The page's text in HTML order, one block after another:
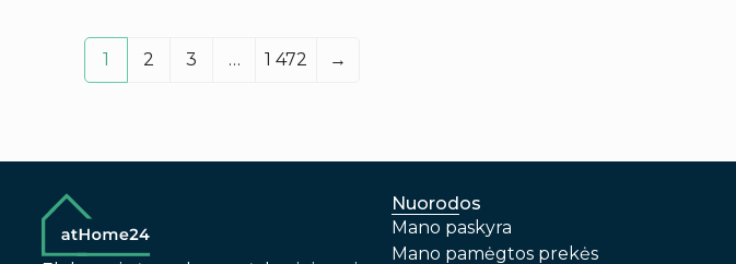
1 2 3 … 1 472 →
Nuorodos
Mano paskyra
Mano pamėgtos prekės